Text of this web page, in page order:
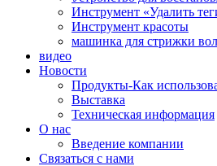
Инструмент «Удалить
Инструмент красоты
машинка для стрижки
видео
Новости
Продукты-Как
Выставка
Техническая информация
О нас
Введение компании
Связаться с нами